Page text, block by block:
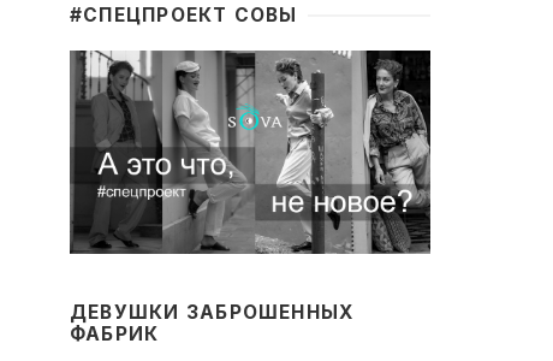
#CПЕЦПРОЕКТ СОВЫ
ДЕВУШКИ ЗАБРОШЕННЫХ
ФАБРИК